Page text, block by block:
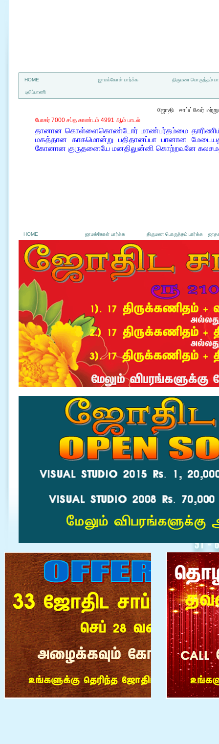
HOME ஜாமக்கோள் பார்க்க திருமண பொருத்தம்
புலிப்பாணி
ஜோதிட சாப்ட்வேர்
போகர் 7000 சப்த காண்டம் 4991 ஆம் பாடல்
தானான கொள்ளைகொண்டோர் மாண்பர்தம்மை தாரிணியில்
மகத்தான காகமொன்று பதிதானப்பா பானான
கோனான குருதனையே மனதிலுன்னி கொற்றவனே
HOME ஜாமக்கோள் பார்க்க திருமண பொருத்தம் பார்க்க